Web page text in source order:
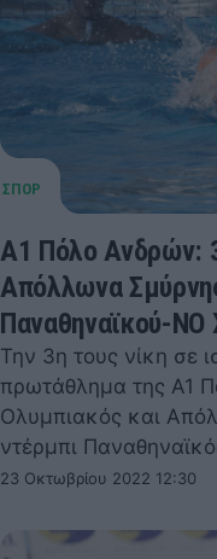
Α1 Πόλο Ανδρών:
Απόλλωνα
Παναθηναϊκού-ΝΟ
Την 3η τους νίκη σε
πρωτάθλημα της Α1
Ολυμπιακός και
ντέρμπι
23 Οκτωβρίου 2022 12:30